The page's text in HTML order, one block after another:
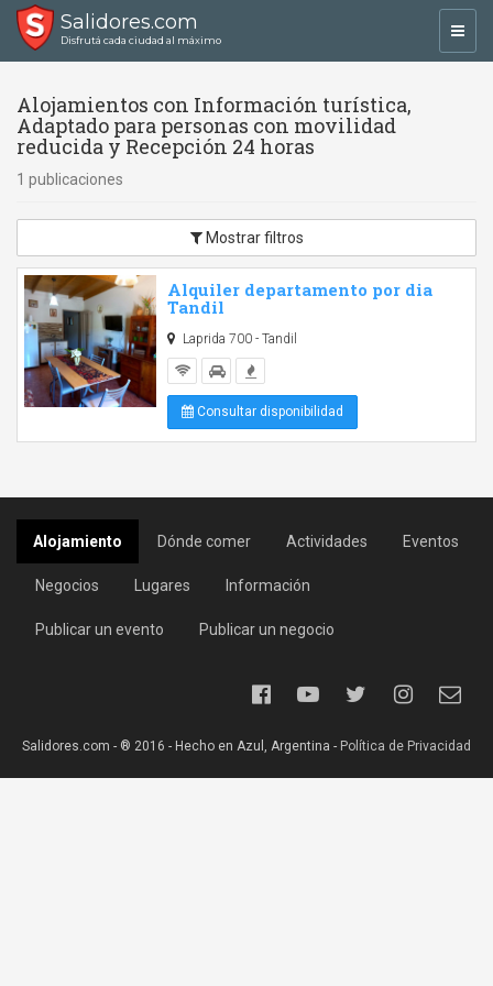
Salidores.com
Disfrutá cada ciudad al máximo
Alojamientos con Información turística,
Adaptado para personas con movilidad
reducida y Recepción 24 horas
1 publicaciones
Mostrar filtros
Alquiler departamento por dia
Tandil
Laprida 700 - Tandil
Consultar disponibilidad
Alojamiento Dónde comer Actividades Eventos
Negocios Lugares Información
Publicar un evento Publicar un negocio
Salidores.com - ® 2016 - Hecho en Azul, Argentina - Política de Privacidad